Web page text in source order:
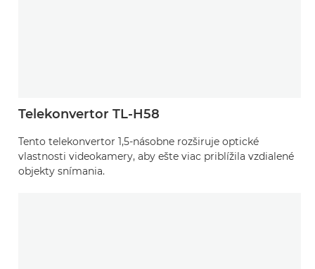
Telekonvertor TL-H58
Tento telekonvertor 1,5-násobne rozširuje optické
vlastnosti videokamery, aby ešte viac priblížila vzdialené
objekty snímania.